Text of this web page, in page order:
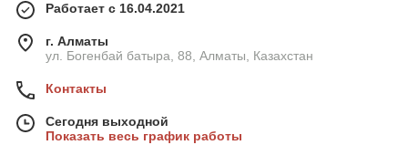
Работает с 16.04.2021
г. Алматы
ул. Богенбай батыра, 88, Алматы, Казахстан
Контакты
Сегодня выходной
Показать весь график работы